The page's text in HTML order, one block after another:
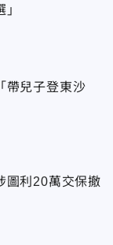
帶兒子登東沙
圖利20萬交保撤